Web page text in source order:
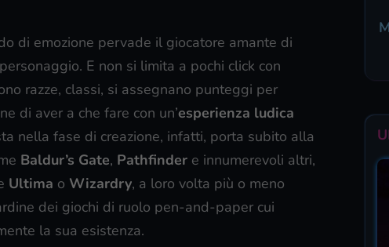
di emozione pervade il giocatore amante di
E non si limita a pochi click con
razze, classi, si assegnano punteggi per
di aver a che fare con un’esperienza ludica
nella fase di creazione, infatti, porta subito alla
Baldur’s Gate, Pathfinder e innumerevoli altri,
Ultima o Wizardry, a loro volta più o meno
dei giochi di ruolo pen-and-paper cui
la sua esistenza.